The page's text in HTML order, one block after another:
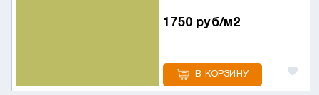
1750 руб/м2
В КОРЗИНУ